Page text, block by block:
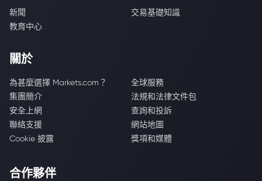
新聞
交易基礎知識
教育中心
關於
為甚麼選擇 Markets.com？
全球服務
集團簡介
法規和法律文件包
安全上網
查詢和投訴
聯絡支援
網站地圖
Cookie 披露
獎項和媒體
合作夥伴